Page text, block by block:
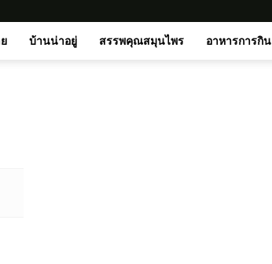
บ้านน่าอยู่ สรรพคุณสมุนไพร อาหารการกิน